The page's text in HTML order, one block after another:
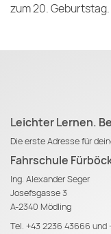
zum 20. Geburtstag.
Leichter Lernen.
Die erste Adresse für
Fahrschule
Ing. Alexander Seger
Josefsgasse 3
A-2340 Mödling
Tel. +43 2236 43666 und